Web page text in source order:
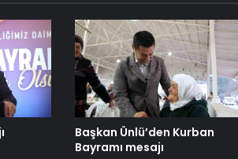
Başkan Ünlü’den Kurban
Bayramı mesajı